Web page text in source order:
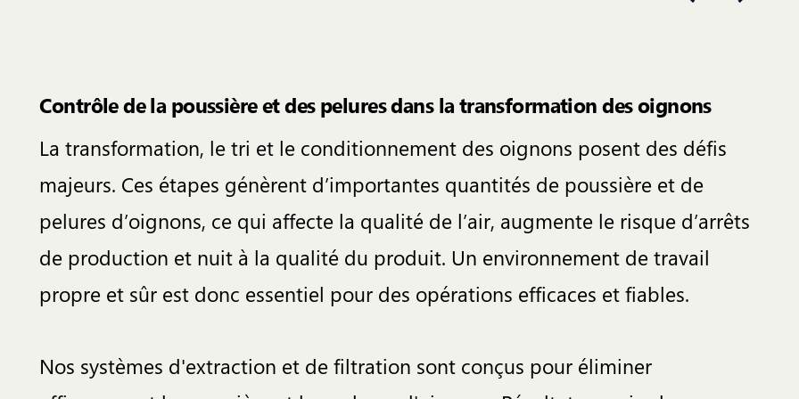
Contrôle de la poussière et des pelures dans la transformation des oignons
La transformation, le tri et le conditionnement des oignons posent des défis
majeurs. Ces étapes génèrent d’importantes quantités de poussière et de
pelures d’oignons, ce qui affecte la qualité de l’air, augmente le risque d’arrêts
de production et nuit à la qualité du produit. Un environnement de travail
propre et sûr est donc essentiel pour des opérations efficaces et fiables.
Nos systèmes d'extraction et de filtration sont conçus pour éliminer